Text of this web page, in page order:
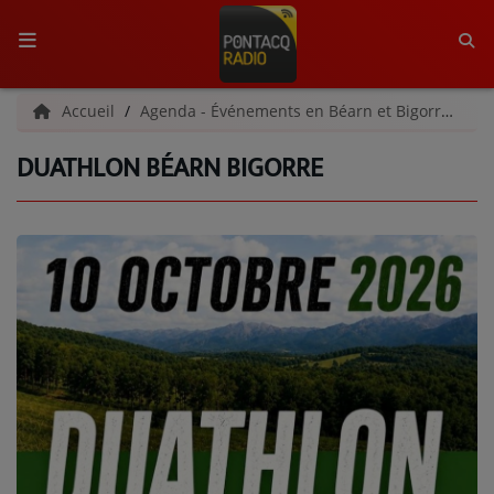
ACCUEIL
RADIO
L'ÉQUIPE
GRILLE DES PROGRAMMES
C'ÉTAIT QUOI CE TITRE ?
MÉDIAS
PODCASTS - SAISON 2026/2027
Accueil Agenda - Événements en Béarn et Bigorre
DUATHLON BÉARN BIGORRE